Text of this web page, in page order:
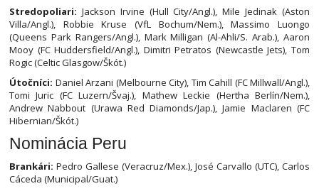
Stredopoliari: Jackson Irvine (Hull City/Angl.), Mile Jedinak (Aston
Villa/Angl.), Robbie Kruse (VfL Bochum/Nem.), Massimo Luongo
(Queens Park Rangers/Angl.), Mark Milligan (Al-Ahli/S. Arab.), Aaron
Mooy (FC Huddersfield/Angl.), Dimitri Petratos (Newcastle Jets), Tom
Rogic (Celtic Glasgow/Škót.)
Útočníci: Daniel Arzani (Melbourne City), Tim Cahill (FC Millwall/Angl.),
Tomi Juric (FC Luzern/Švaj.), Mathew Leckie (Hertha Berlín/Nem.),
Andrew Nabbout (Urawa Red Diamonds/Jap.), Jamie Maclaren (FC
Hibernian/Škót.)
Nominácia Peru
Brankári: Pedro Gallese (Veracruz/Mex.), José Carvallo (UTC), Carlos
Cáceda (Municipal/Guat.)